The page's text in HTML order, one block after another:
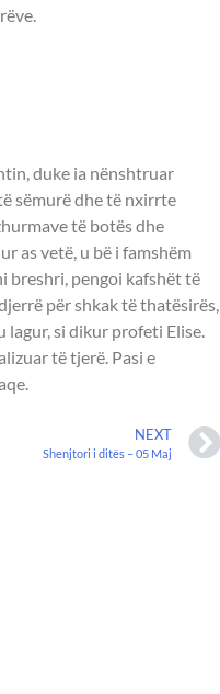
duke ia nënshtruar
sëmurë dhe të nxirrte
të botës dhe
as vetë, u bë i famshëm
breshri, pengoi kafshët të
për shkak të thatësirës,
lagur, si dikur profeti Elise.
të tjerë. Pasi e
NEXT
Shenjtori i ditës – 05 Maj